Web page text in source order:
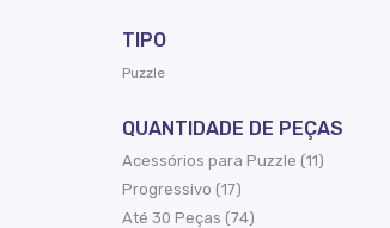
TIPO
Puzzle
QUANTIDADE DE PEÇAS
Acessórios para Puzzle (11)
Progressivo (17)
Até 30 Peças (74)